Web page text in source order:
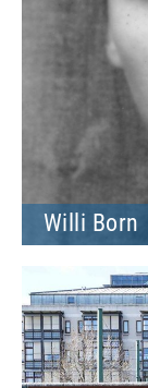
Willi Born